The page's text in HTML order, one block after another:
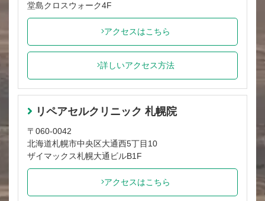
堂島クロスウォーク4F
アクセスはこちら
詳しいアクセス方法
リペアセルクリニック 札幌院
〒060-0042
北海道札幌市中央区大通西5丁目10
ザイマックス札幌大通ビルB1F
アクセスはこちら